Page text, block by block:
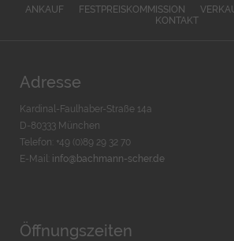
ANKAUF FESTPREISKOMMISSION
KONTAKT
Adresse
Kardinal-Faulhaber-Straße 14a
D-80333 München
Telefon: +49 (0)89 29 32 70
E-Mail: info@bachmann-scher.de
Öffnungszeiten